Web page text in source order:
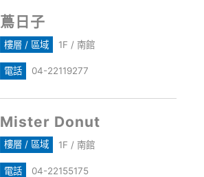
蔦日子
樓層 / 區域 1F / 南館
電話 04-22119277
Mister Donut
樓層 / 區域 1F / 南館
電話 04-22155175